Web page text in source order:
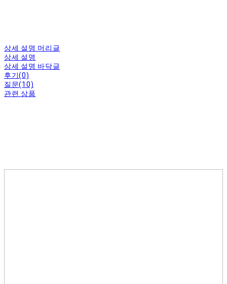
상세 설명 머리글
상세 설명
상세 설명 바닥글
후기(0)
질문(10)
관련 상품